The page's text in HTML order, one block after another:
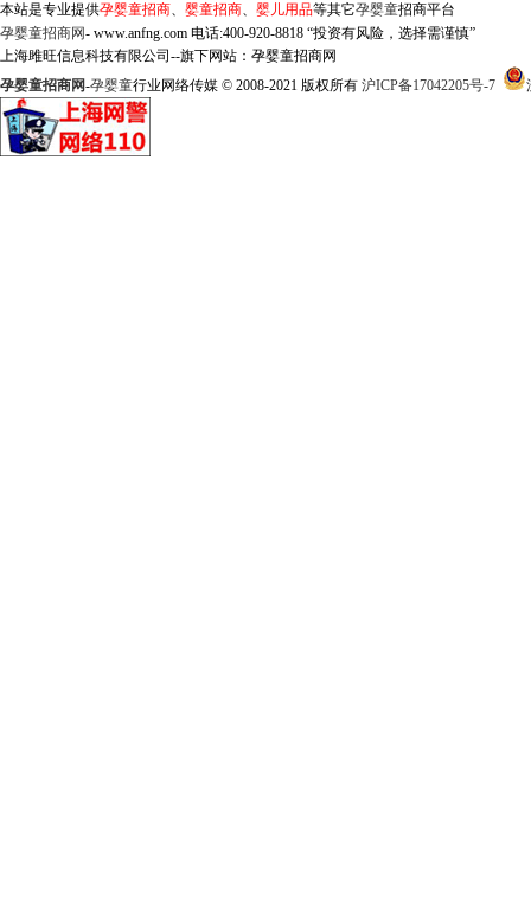
本站是专业提供孕婴童招商、 婴童招商、 婴儿用品等其它孕婴童招商平台
孕婴童招商网- www.anfng.com 电话:400-920-8818 “投资有风险，选择需谨慎”
上海雎旺信息科技有限公司--旗下网站：孕婴童招商网
孕婴童招商网-孕婴童行业网络传媒 © 2008-2021 版权所有 沪ICP备17042205号-7